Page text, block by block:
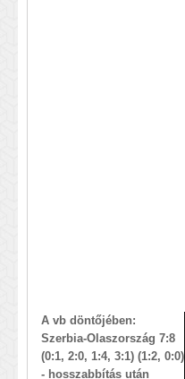
A vb döntőjében:
Szerbia-Olaszország 7:8
(0:1, 2:0, 1:4, 3:1) (1:2, 0:0)
- hosszabbítás után